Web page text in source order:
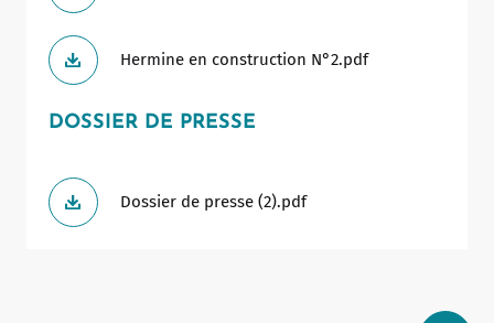
Hermine en construction N°2.pdf
DOSSIER DE PRESSE
Dossier de presse (2).pdf